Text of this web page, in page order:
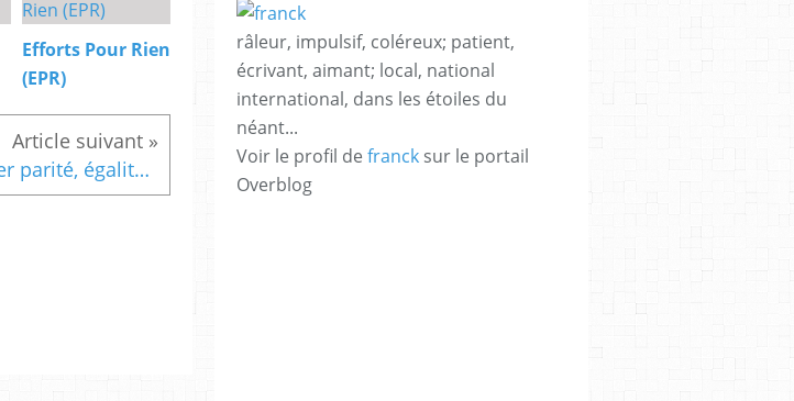
Efforts Pour Rien
(EPR)
Quitte à parler parité, égalité des sexes...
râleur, impulsif, coléreux; patient,
écrivant, aimant; local, national
international, dans les étoiles du
néant...
Voir le profil de franck sur le portail
Overblog